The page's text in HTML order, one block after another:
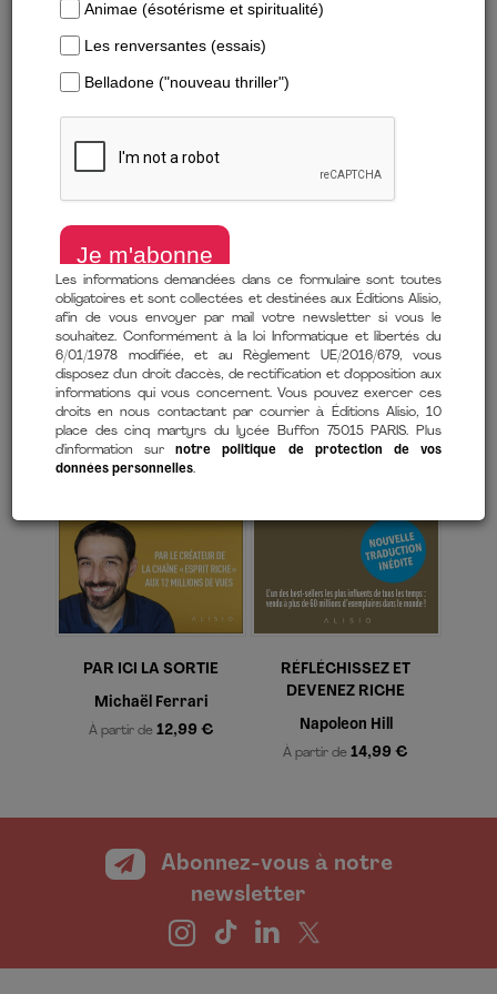
Formats Formats numériques
Trier par :
PAR ICI LA SORTIE
Michaël Ferrari
À partir de 12,99 €
RÉFLÉCHISSEZ ET
DEVENEZ RICHE
Napoleon Hill
À partir de14,99 €
Abonnez-vous à notre
newsletter
Les informations demandées dans ce formulaire sont toutes
obligatoires et sont collectées et destinées aux Éditions Alisio,
afin de vous envoyer par mail votre newsletter si vous le
souhaitez. Conformément à la loi Informatique et libertés du
6/01/1978 modifiée, et au Règlement UE/2016/679, vous
disposez d'un droit d'accès, de rectification et d'opposition aux
informations qui vous concernent. Vous pouvez exercer ces
droits en nous contactant par courrier à Éditions Alisio, 10
place des cinq martyrs du lycée Buffon 75015 PARIS. Plus
d'information surnotre politique de protection de vos
données personnelles.